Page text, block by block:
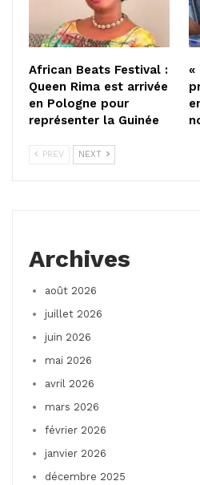
African Beats Festival :
Queen Rima est arrivée
en Pologne pour
représenter la Guinée
«
PREV NEXT
Archives
août 2026
juillet 2026
juin 2026
mai 2026
avril 2026
mars 2026
février 2026
janvier 2026
décembre 2025